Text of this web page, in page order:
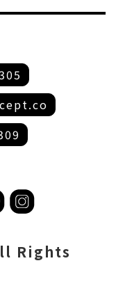
Rights